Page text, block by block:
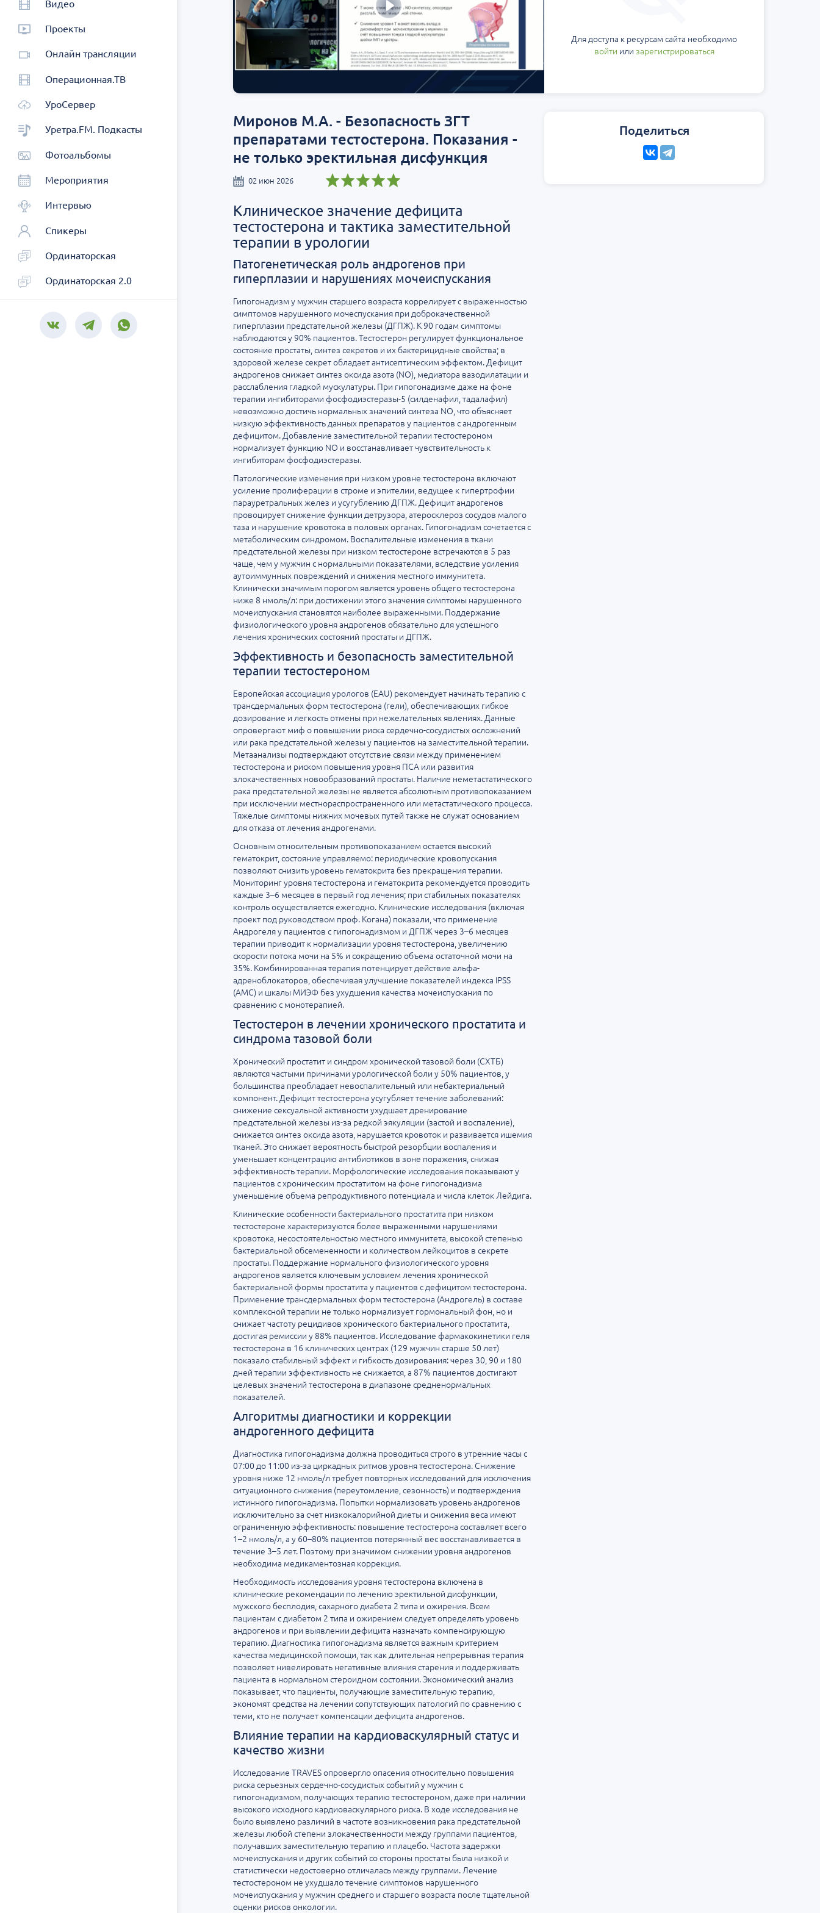
Видео
Проекты
Онлайн трансляции
Операционная.ТВ
УроСервер
Уретра.FM. Подкасты
Фотоальбомы
Мероприятия
Интервью
Спикеры
Ординаторская
Ординаторская 2.0
Для доступа к ресурсам сайта необходимо
войти или зарегистрироваться
Поделиться
Миронов М.А. - Безопасность ЗГТ
препаратами тестостерона. Показания -
не только эректильная дисфункция
02 июн 2026
Клиническое значение дефицита
тестостерона и тактика заместительной
терапии в урологии
Патогенетическая роль андрогенов при
гиперплазии и нарушениях мочеиспускания
Гипогонадизм у мужчин старшего возраста коррелирует с выраженностью
симптомов нарушенного мочеспускания при доброкачественной
гиперплазии предстательной железы (ДГПЖ). К 90 годам симптомы
наблюдаются у 90% пациентов. Тестостерон регулирует функциональное
состояние простаты, синтез секретов и их бактерицидные свойства; в
здоровой железе секрет обладает антисептическим эффектом. Дефицит
андрогенов снижает синтез оксида азота (NO), медиатора вазодилатации и
расслабления гладкой мускулатуры. При гипогонадизме даже на фоне
терапии ингибиторами фосфодиэстеразы-5 (силденафил, тадалафил)
невозможно достичь нормальных значений синтеза NO, что объясняет
низкую эффективность данных препаратов у пациентов с андрогенным
дефицитом. Добавление заместительной терапии тестостероном
нормализует функцию NO и восстанавливает чувствительность к
ингибиторам фосфодиэстеразы.
Патологические изменения при низком уровне тестостерона включают
усиление пролиферации в строме и эпителии, ведущее к гипертрофии
парауретральных желез и усугублению ДГПЖ. Дефицит андрогенов
провоцирует снижение функции детрузора, атеросклероз сосудов малого
таза и нарушение кровотока в половых органах. Гипогонадизм сочетается с
метаболическим синдромом. Воспалительные изменения в ткани
предстательной железы при низком тестостероне встречаются в 5 раз
чаще, чем у мужчин с нормальными показателями, вследствие усиления
аутоиммунных повреждений и снижения местного иммунитета.
Клинически значимым порогом является уровень общего тестостерона
ниже 8 нмоль/л: при достижении этого значения симптомы нарушенного
мочеиспускания становятся наиболее выраженными. Поддержание
физиологического уровня андрогенов обязательно для успешного
лечения хронических состояний простаты и ДГПЖ.
Эффективность и безопасность заместительной
терапии тестостероном
Европейская ассоциация урологов (EAU) рекомендует начинать терапию с
трансдермальных форм тестостерона (гели), обеспечивающих гибкое
дозирование и легкость отмены при нежелательных явлениях. Данные
опровергают миф о повышении риска сердечно-сосудистых осложнений
или рака предстательной железы у пациентов на заместительной терапии.
Метаанализы подтверждают отсутствие связи между применением
тестостерона и риском повышения уровня ПСА или развития
злокачественных новообразований простаты. Наличие неметастатического
рака предстательной железы не является абсолютным противопоказанием
при исключении местнораспространенного или метастатического процесса.
Тяжелые симптомы нижних мочевых путей также не служат основанием
для отказа от лечения андрогенами.
Основным относительным противопоказанием остается высокий
гематокрит, состояние управляемо: периодические кровопускания
позволяют снизить уровень гематокрита без прекращения терапии.
Мониторинг уровня тестостерона и гематокрита рекомендуется проводить
каждые 3–6 месяцев в первый год лечения; при стабильных показателях
контроль осуществляется ежегодно. Клинические исследования (включая
проект под руководством проф. Когана) показали, что применение
Андрогеля у пациентов с гипогонадизмом и ДГПЖ через 3–6 месяцев
терапии приводит к нормализации уровня тестостерона, увеличению
скорости потока мочи на 5% и сокращению объема остаточной мочи на
35%. Комбинированная терапия потенцирует действие альфа-
адреноблокаторов, обеспечивая улучшение показателей индекса IPSS
(АМС) и шкалы МИЭФ без ухудшения качества мочеиспускания по
сравнению с монотерапией.
Тестостерон в лечении хронического простатита и
синдрома тазовой боли
Хронический простатит и синдром хронической тазовой боли (СХТБ)
являются частыми причинами урологической боли у 50% пациентов, у
большинства преобладает невоспалительный или небактериальный
компонент. Дефицит тестостерона усугубляет течение заболеваний:
снижение сексуальной активности ухудшает дренирование
предстательной железы из-за редкой эякуляции (застой и воспаление),
снижается синтез оксида азота, нарушается кровоток и развивается ишемия
тканей. Это снижает вероятность быстрой резорбции воспаления и
уменьшает концентрацию антибиотиков в зоне поражения, снижая
эффективность терапии. Морфологические исследования показывают у
пациентов с хроническим простатитом на фоне гипогонадизма
уменьшение объема репродуктивного потенциала и числа клеток Лейдига.
Клинические особенности бактериального простатита при низком
тестостероне характеризуются более выраженными нарушениями
кровотока, несостоятельностью местного иммунитета, высокой степенью
бактериальной обсемененности и количеством лейкоцитов в секрете
простаты. Поддержание нормального физиологического уровня
андрогенов является ключевым условием лечения хронической
бактериальной формы простатита у пациентов с дефицитом тестостерона.
Применение трансдермальных форм тестостерона (Андрогель) в составе
комплексной терапии не только нормализует гормональный фон, но и
снижает частоту рецидивов хронического бактериального простатита,
достигая ремиссии у 88% пациентов. Исследование фармакокинетики геля
тестостерона в 16 клинических центрах (129 мужчин старше 50 лет)
показало стабильный эффект и гибкость дозирования: через 30, 90 и 180
дней терапии эффективность не снижается, а 87% пациентов достигают
целевых значений тестостерона в диапазоне средненормальных
показателей.
Алгоритмы диагностики и коррекции
андрогенного дефицита
Диагностика гипогонадизма должна проводиться строго в утренние часы с
07:00 до 11:00 из-за циркадных ритмов уровня тестостерона. Снижение
уровня ниже 12 нмоль/л требует повторных исследований для исключения
ситуационного снижения (переутомление, сезонность) и подтверждения
истинного гипогонадизма. Попытки нормализовать уровень андрогенов
исключительно за счет низкокалорийной диеты и снижения веса имеют
ограниченную эффективность: повышение тестостерона составляет всего
1–2 нмоль/л, а у 60–80% пациентов потерянный вес восстанавливается в
течение 3–5 лет. Поэтому при значимом снижении уровня андрогенов
необходима медикаментозная коррекция.
Необходимость исследования уровня тестостерона включена в
клинические рекомендации по лечению эректильной дисфункции,
мужского бесплодия, сахарного диабета 2 типа и ожирения. Всем
пациентам с диабетом 2 типа и ожирением следует определять уровень
андрогенов и при выявлении дефицита назначать компенсирующую
терапию. Диагностика гипогонадизма является важным критерием
качества медицинской помощи, так как длительная непрерывная терапия
позволяет нивелировать негативные влияния старения и поддерживать
пациента в нормальном стероидном состоянии. Экономический анализ
показывает, что пациенты, получающие заместительную терапию,
экономят средства на лечении сопутствующих патологий по сравнению с
теми, кто не получает компенсации дефицита андрогенов.
Влияние терапии на кардиоваскулярный статус и
качество жизни
Исследование TRAVES опровергло опасения относительно повышения
риска серьезных сердечно-сосудистых событий у мужчин с
гипогонадизмом, получающих терапию тестостероном, даже при наличии
высокого исходного кардиоваскулярного риска. В ходе исследования не
было выявлено различий в частоте возникновения рака предстательной
железы любой степени злокачественности между группами пациентов,
получавших заместительную терапию и плацебо. Частота задержки
мочеиспускания и других событий со стороны простаты была низкой и
статистически недостоверно отличалась между группами. Лечение
тестостероном не ухудшало течение симптомов нарушенного
мочеиспускания у мужчин среднего и старшего возраста после тщательной
оценки рисков онкологии.